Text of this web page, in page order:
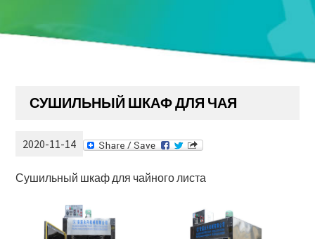
СУШИЛЬНЫЙ ШКАФ ДЛЯ ЧАЯ
2020-11-14
Сушильный шкаф для чайного листа